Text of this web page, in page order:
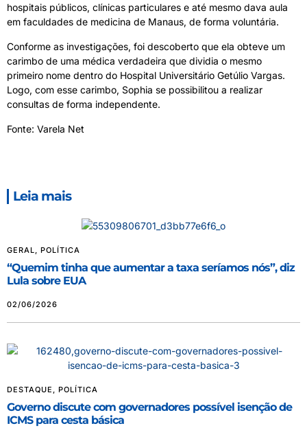
hospitais públicos, clínicas particulares e até mesmo dava aula
em faculdades de medicina de Manaus, de forma voluntária.
Conforme as investigações, foi descoberto que ela obteve um
carimbo de uma médica verdadeira que dividia o mesmo
primeiro nome dentro do Hospital Universitário Getúlio Vargas.
Logo, com esse carimbo, Sophia se possibilitou a realizar
consultas de forma independente.
Fonte: Varela Net
Leia mais
GERAL, POLÍTICA
“Quemim tinha que aumentar a taxa seríamos nós”, diz
Lula sobre EUA
02/06/2026
DESTAQUE , POLÍTICA
Governo discute com governadores possível isenção de
ICMS para cesta básica